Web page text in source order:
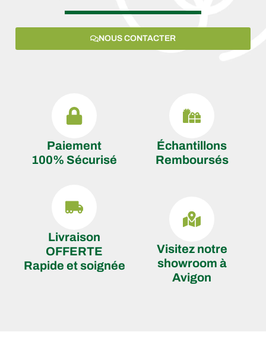
NOUS CONTACTER
Paiement
100% Sécurisé
Livraison
OFFERTE
Rapide et soignée
Échantillons
Remboursés
Visitez notre
showroom à
Avigon